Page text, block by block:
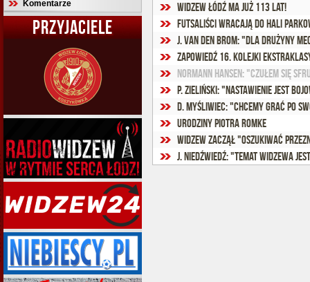
Komentarze
PRZYJACIELE
Widzew Łódź ma już 113 lat!
Futsaliści wracają do Hali
Zapowiedź 16. kolejki
P. Zieliński: "Nastawienie jest
Urodziny Piotra Romke
Widzew zaczął "oszukiwać
J. Niedźwiedź: "Temat Widzewa